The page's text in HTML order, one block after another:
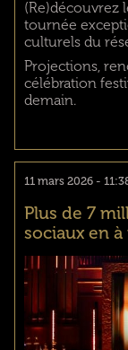
(Re)découvrez
tournée
culturels du
Projections,
célébration
demain.
11 mars 2026 -
Plus de 7
sociaux en